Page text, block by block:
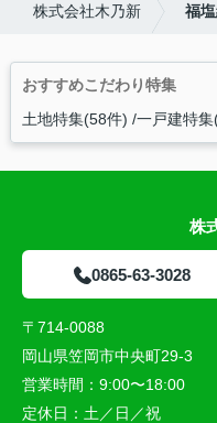
株式会社木乃新 福
おすすめこだわり特集
土地特集(58件) 一戸建特
株
0865-63-3028
〒714-0088
岡山県笠岡市中央町29-3
営業時間： 9:00〜18:00
定休日： 土／日／祝